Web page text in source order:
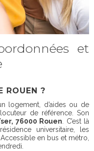
et
ROUEN ?
logement, d’aides ou de
de référence. Son
76000 Rouen . C’est là
universitaire, les
en bus et métro,